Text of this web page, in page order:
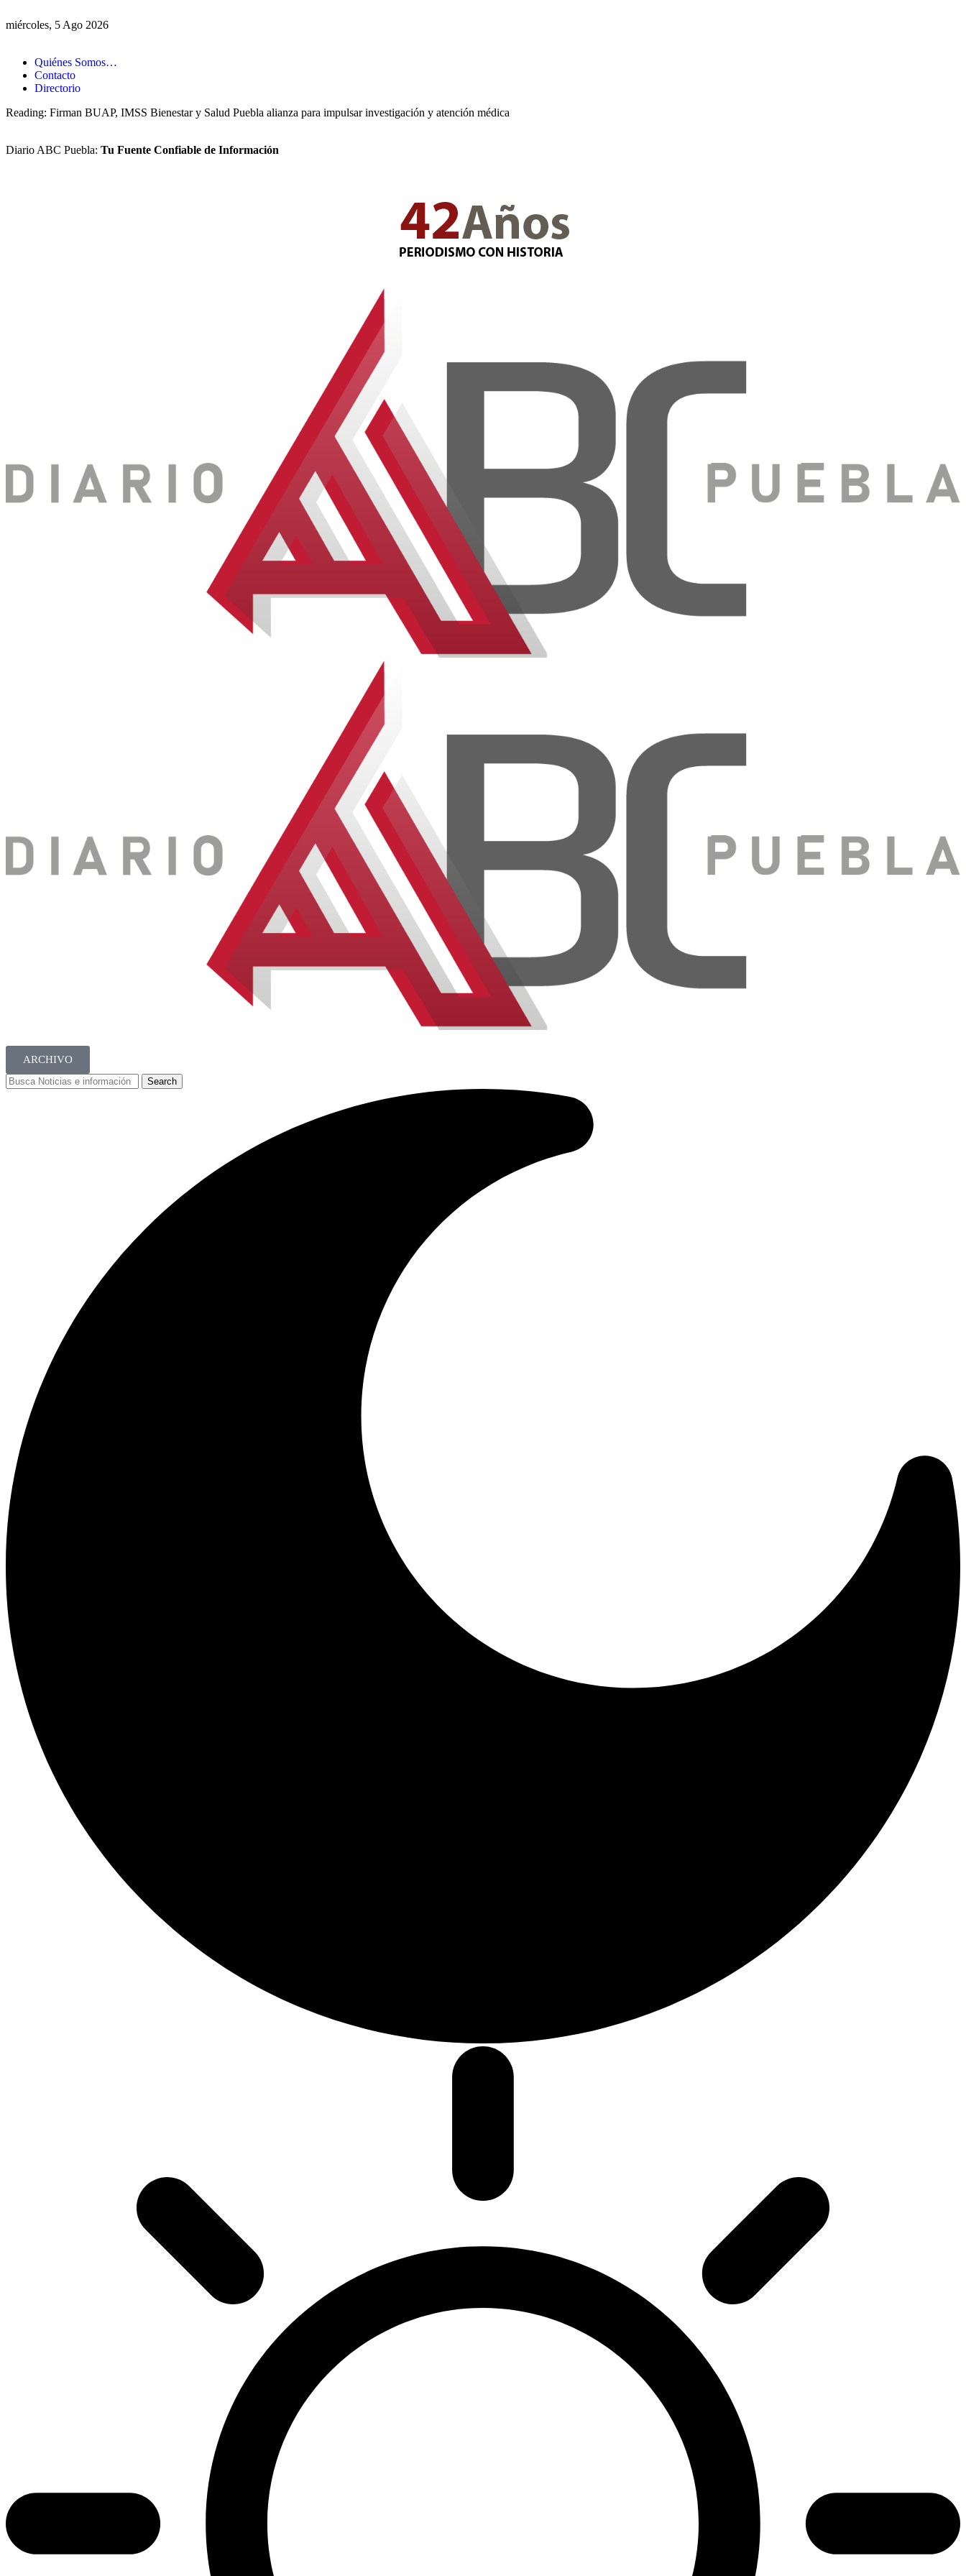
miércoles, 5 Ago 2026
Quiénes Somos…
Contacto
Directorio
Reading: Firman BUAP, IMSS Bienestar y Salud Puebla alianza para impulsar investigación y atención médica
Diario ABC Puebla: Tu Fuente Confiable de Información
ARCHIVO